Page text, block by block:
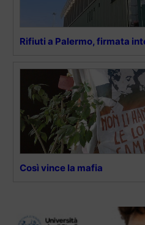
Rifiuti a Palermo, firmata
Così vince la mafia